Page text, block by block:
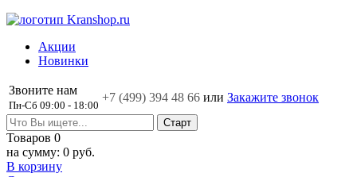
Акции
Новинки
Звоните нам
Пн-Сб 09:00 - 18:00
+7 (499) 394 48 66 или Закажите звонок
Товаров 0
на сумму: 0 руб.
В корзину